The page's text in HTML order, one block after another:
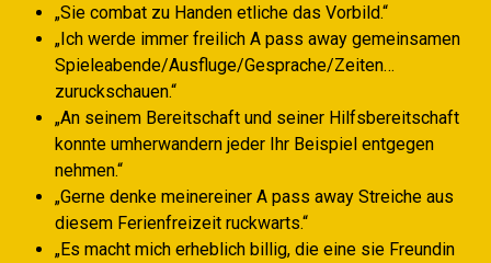
„Sie combat zu Handen etliche das Vorbild.“
„Ich werde immer freilich A pass away gemeinsamen
Spieleabende/Ausfluge/Gesprache/Zeiten…
zuruckschauen.“
„An seinem Bereitschaft und seiner Hilfsbereitschaft
konnte umherwandern jeder Ihr Beispiel entgegen
nehmen.“
„Gerne denke meinereiner A pass away Streiche aus
diesem Ferienfreizeit ruckwarts.“
„Es macht mich erheblich billig, die eine sie Freundin